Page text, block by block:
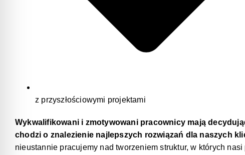
z przyszłościowymi projektami
Wykwalifikowani i zmotywowani pracownicy mają
chodzi o znalezienie najlepszych rozwiązań dla naszych
nieustannie pracujemy nad tworzeniem struktur, w których nasi